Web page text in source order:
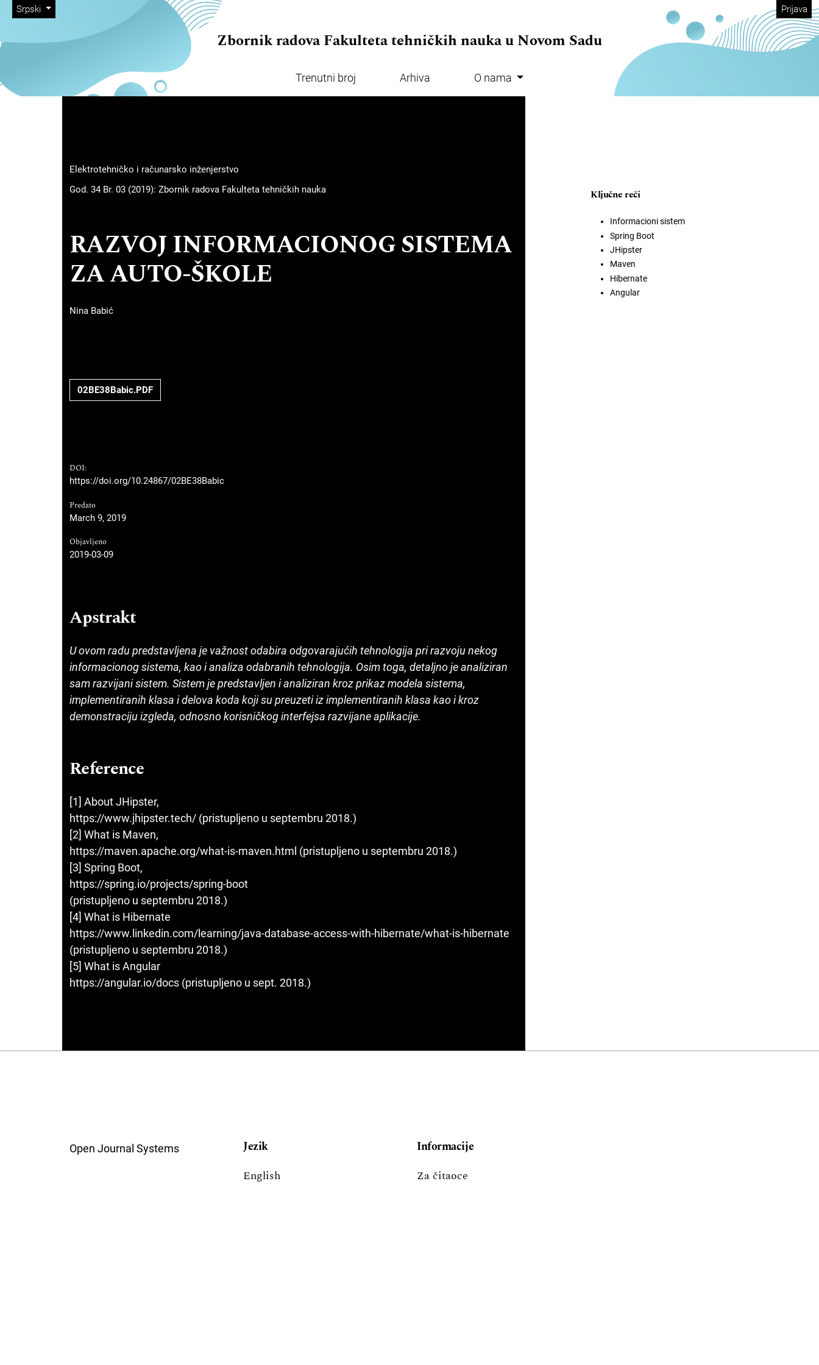
##navigation.skip.nav##
##navigation.skip.main##
##navigation.skip.footer##
##plugins.themes.immersion.language.toggle##
Srpski
##plugins.themes.immersion.adminMenu## Prijava
Zbornik radova Fakulteta tehničkih nauka u Novom Sadu
##plugins.themes.immersion.mainMenu##
Trenutni broj Arhiva O nama
Elektrotehničko i računarsko inženjerstvo
God. 34 Br. 03 (2019): Zbornik radova Fakulteta tehničkih nauka
RAZVOJ INFORMACIONOG SISTEMA
ZA AUTO-ŠKOLE
Nina Babić
02BE38Babic.PDF
DOI:
https://doi.org/10.24867/02BE38Babic
Predato
March 9, 2019
Objavljeno
2019-03-09
Apstrakt
U ovom radu predstavljena je važnost odabira odgovarajućih tehnologija pri razvoju nekog
informacionog sistema, kao i analiza odabranih tehnologija. Osim toga, detaljno je analiziran
sam razvijani sistem. Sistem je predstavljen i analiziran kroz prikaz modela sistema,
implementiranih klasa i delova koda koji su preuzeti iz implementiranih klasa kao i kroz
demonstraciju izgleda, odnosno korisničkog interfejsa razvijane aplikacije.
Reference
[1] About JHipster,
https://www.jhipster.tech/ (pristupljeno u septembru 2018.)
[2] What is Maven,
https://maven.apache.org/what-is-maven.html (pristupljeno u septembru 2018.)
[3] Spring Boot,
https://spring.io/projects/spring-boot
(pristupljeno u septembru 2018.)
[4] What is Hibernate
https://www.linkedin.com/learning/java-database-access-with-hibernate/what-is-hibernate
(pristupljeno u septembru 2018.)
[5] What is Angular
https://angular.io/docs (pristupljeno u sept. 2018.)
Ključne reči
Informacioni sistem
Spring Boot
JHipster
Maven
Hibernate
Angular
Open Journal Systems
Jezik
English
Informacije
Za čitaoce